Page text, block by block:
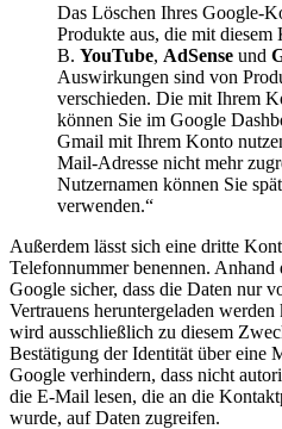
Das Löschen Ihres Google-
Produkte aus, die mit
B. YouTube, AdSense und
Auswirkungen sind von
verschieden. Die mit Ihrem
können Sie im Google
Gmail mit Ihrem Konto
Mail-Adresse nicht mehr
Nutzernamen können Sie
verwenden.“
Außerdem lässt sich eine dritte
Telefonnummer benennen.
Google sicher, dass die Daten nur
Vertrauens heruntergeladen
wird ausschließlich zu diesem
Bestätigung der Identität über eine
Google verhindern, dass nicht
die E-Mail lesen, die an die
wurde, auf Daten zugreifen.